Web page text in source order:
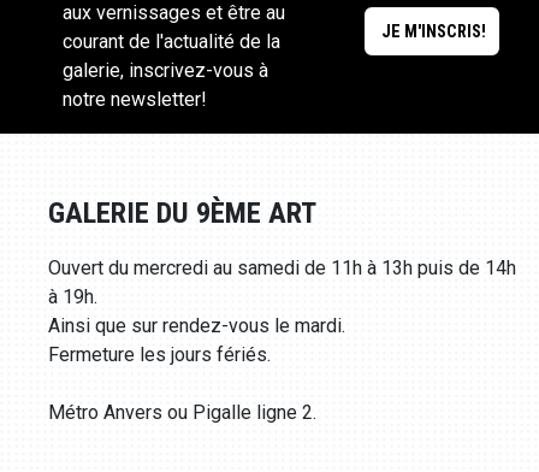
aux vernissages et être au
courant de l'actualité de la
galerie, inscrivez-vous à
notre newsletter!
GALERIE DU 9ÈME ART
Ouvert du mercredi au samedi de 11h à 13h puis de 14h
à 19h.
Ainsi que sur rendez-vous le mardi.
Fermeture les jours fériés.
Métro Anvers ou Pigalle ligne 2.